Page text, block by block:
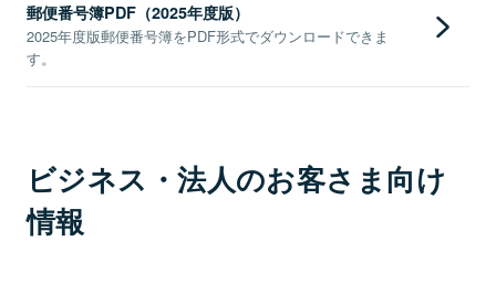
郵便番号簿PDF（2025年度版）
2025年度版郵便番号簿をPDF形式でダウンロードできま
す。
ビジネス・法人のお客さま向け
情報